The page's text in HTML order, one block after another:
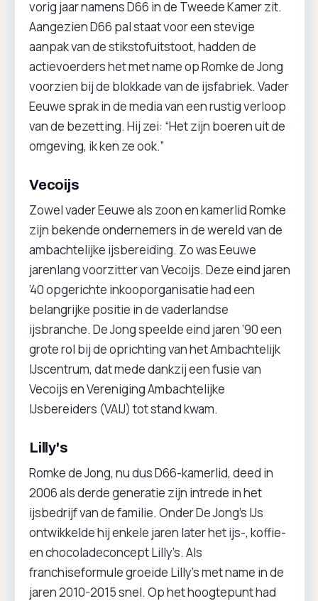
vorig jaar namens D66 in de Tweede Kamer zit.
Aangezien D66 pal staat voor een stevige
aanpak van de stikstofuitstoot, hadden de
actievoerders het met name op Romke de Jong
voorzien bij de blokkade van de ijsfabriek. Vader
Eeuwe sprak in de media van een rustig verloop
van de bezetting. Hij zei: “Het zijn boeren uit de
omgeving, ik ken ze ook.”
Vecoijs
Zowel vader Eeuwe als zoon en kamerlid Romke
zijn bekende ondernemers in de wereld van de
ambachtelijke ijsbereiding. Zo was Eeuwe
jarenlang voorzitter van Vecoijs. Deze eind jaren
’40 opgerichte inkooporganisatie had een
belangrijke positie in de vaderlandse
ijsbranche. De Jong speelde eind jaren ’90 een
grote rol bij de oprichting van het Ambachtelijk
IJscentrum, dat mede dankzij een fusie van
Vecoijs en Vereniging Ambachtelijke
IJsbereiders (VAIJ) tot stand kwam.
Lilly's
Romke de Jong, nu dus D66-kamerlid, deed in
2006 als derde generatie zijn intrede in het
ijsbedrijf van de familie. Onder De Jong's IJs
ontwikkelde hij enkele jaren later het ijs-, koffie-
en chocoladeconcept Lilly’s. Als
franchiseformule groeide Lilly’s met name in de
jaren 2010-2015 snel. Op het hoogtepunt had